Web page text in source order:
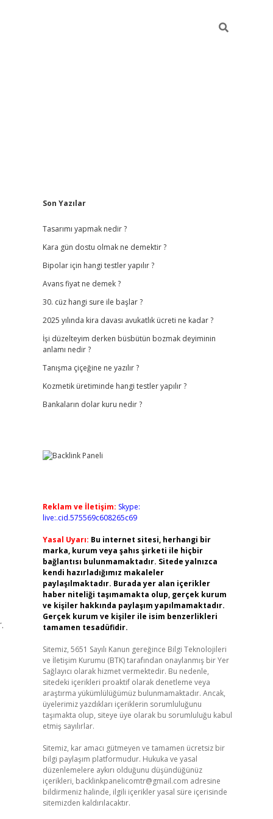
Sidebar
Son Yazılar
Tasarımı yapmak nedir ?
Kara gün dostu olmak ne demektir ?
Bipolar için hangi testler yapılır ?
Avans fiyat ne demek ?
30. cüz hangi sure ile başlar ?
2025 yılında kira davası avukatlık ücreti ne kadar ?
İşi düzelteyim derken büsbütün bozmak deyiminin
anlamı nedir ?
Tanışma çiçeğine ne yazılır ?
Kozmetik üretiminde hangi testler yapılır ?
Bankaların dolar kuru nedir ?
Reklam ve İletişim: Skype:
live:.cid.575569c608265c69
Yasal Uyarı: Bu internet sitesi, herhangi bir
marka, kurum veya şahıs şirketi ile hiçbir
bağlantısı bulunmamaktadır. Sitede yalnızca
kendi hazırladığımız makaleler
paylaşılmaktadır. Burada yer alan içerikler
haber niteliği taşımamakta olup, gerçek kurum
ve kişiler hakkında paylaşım yapılmamaktadır.
Gerçek kurum ve kişiler ile isim benzerlikleri
tamamen tesadüfidir.
Sitemiz, 5651 Sayılı Kanun gereğince Bilgi Teknolojileri
ve İletişim Kurumu (BTK) tarafından onaylanmış bir Yer
Sağlayıcı olarak hizmet vermektedir. Bu nedenle,
sitedeki içerikleri proaktif olarak denetleme veya
araştırma yükümlülüğümüz bulunmamaktadır. Ancak,
üyelerimiz yazdıkları içeriklerin sorumluluğunu
taşımakta olup, siteye üye olarak bu sorumluluğu kabul
etmiş sayılırlar.
Sitemiz, kar amacı gütmeyen ve tamamen ücretsiz bir
bilgi paylaşım platformudur. Hukuka ve yasal
düzenlemelere aykırı olduğunu düşündüğünüz
içerikleri, backlinkpanelicomtr@gmail.com adresine
bildirmeniz halinde, ilgili içerikler yasal süre içerisinde
sitemizden kaldırılacaktır.